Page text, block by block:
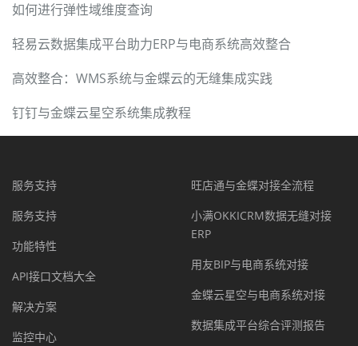
如何进行弹性域维度查询
轻易云数据集成平台助力ERP与电商系统高效整合
高效整合：WMS系统与金蝶云的无缝集成实践
钉钉与金蝶云星空系统集成教程
服务支持
服务支持
功能特性
API接口文档大全
解决方案
监控中心
旺店通与金蝶对接全流程
小满OKKICRM数据无缝对接
ERP
用友BIP与电商系统对接
金蝶云星空与电商系统对接
数据集成平台综合评测报告